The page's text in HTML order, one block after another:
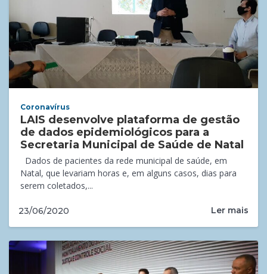
Coronavírus
LAIS desenvolve plataforma de gestão
de dados epidemiológicos para a
Secretaria Municipal de Saúde de Natal
Dados de pacientes da rede municipal de saúde, em
Natal, que levariam horas e, em alguns casos, dias para
serem coletados,...
23/06/2020 Ler mais